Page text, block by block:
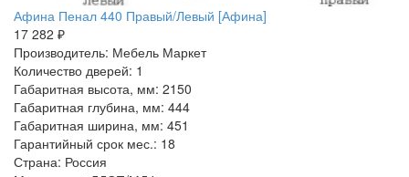
Афина Пенал 440 Правый/Левый [Афина]
17 282 ₽
Производитель: Мебель Маркет
Количество дверей: 1
Габаритная высота, мм: 2150
Габаритная глубина, мм: 444
Габаритная ширина, мм: 451
Гарантийный срок мес.: 18
Страна: Россия